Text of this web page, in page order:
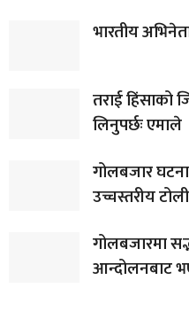
भारतीय
तराई हिंसाको
लिनुपर्छः एमाले
गोलबजार
उच्चस्तरीय
गोलबजारमा
आन्दोलनबाट